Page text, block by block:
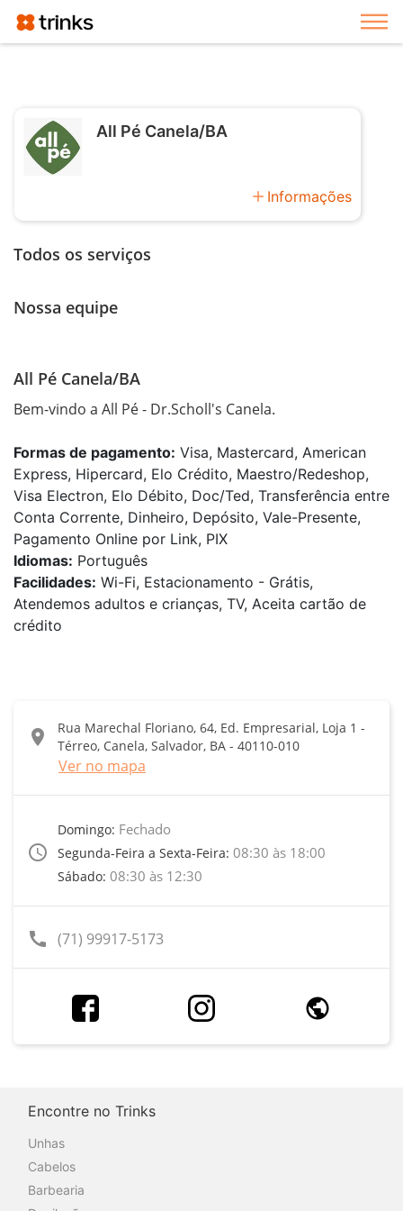
All Pé Canela/BA
add Informações
Todos os serviços
Nossa equipe
All Pé Canela/BA
Bem-vindo a All Pé - Dr.Scholl's Canela.
Formas de pagamento: Visa, Mastercard, American
Express, Hipercard, Elo Crédito, Maestro/Redeshop,
Visa Electron, Elo Débito, Doc/Ted, Transferência entre
Conta Corrente, Dinheiro, Depósito, Vale-Presente,
Pagamento Online por Link, PIX
Idiomas: Português
Facilidades: Wi-Fi, Estacionamento - Grátis,
Atendemos adultos e crianças, TV, Aceita cartão de
crédito
location_on
Rua Marechal Floriano, 64, Ed. Empresarial, Loja 1 -
Térreo, Canela, Salvador, BA - 40110-010
Ver no mapa
access_time
Domingo: Fechado
Segunda-Feira a Sexta-Feira: 08:30 às 18:00
Sábado: 08:30 às 12:30
call (71) 99917-5173
Encontre no Trinks
Unhas
Cabelos
Barbearia